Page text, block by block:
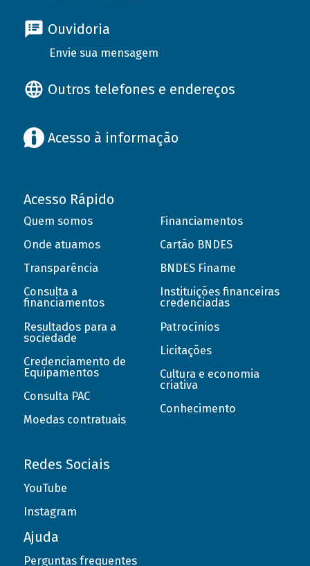
Ouvidoria
Envie sua mensagem
Outros telefones e endereços
Acesso à informação
Acesso Rápido
Quem somos
Onde atuamos
Transparência
Consulta a
financiamentos
Resultados para a
sociedade
Credenciamento de
Equipamentos
Consulta PAC
Moedas contratuais
Financiamentos
Cartão BNDES
BNDES Finame
Instituições financeiras
credenciadas
Patrocínios
Licitações
Cultura e economia
criativa
Conhecimento
Redes Sociais
YouTube
Instagram
Ajuda
Perguntas frequentes